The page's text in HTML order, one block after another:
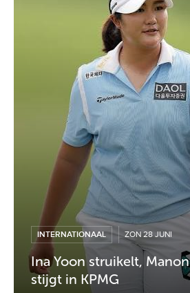
INTERNATIONAAL ZON 28 JUNI
Ina Yoon struikelt,
stijgt in KPMG